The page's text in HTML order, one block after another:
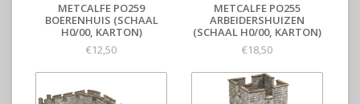
METCALFE PO259
BOERENHUIS (SCHAAL
H0/00, KARTON)
€12,50
METCALFE PO255
ARBEIDERSHUIZEN
(SCHAAL H0/00, KARTON)
€18,50